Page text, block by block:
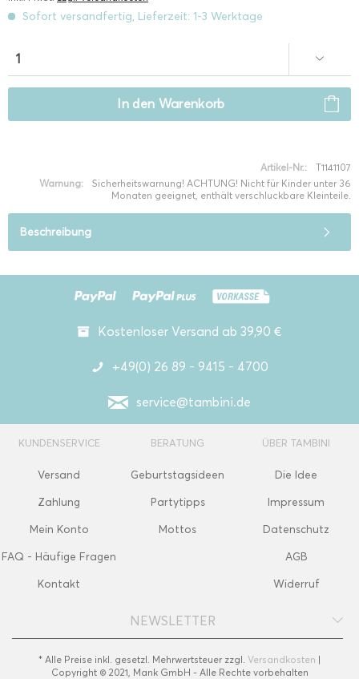
Sofort versandfertig, Lieferzeit: 1-3 Werktage
In den Warenkorb
Artikel-Nr.:
T1141107
Warnung:
Sicherheitswarnung! ACHTUNG! Nicht für Kinder unter 36
Monaten geeignet, enthält verschluckbare Kleinteile.
Beschreibung
Kostenloser Versand ab 39,90 €
+49(0) 26 89 - 9415 - 4700
service@tambini.de
KUNDENSERVICE
Versand
Zahlung
Mein Konto
FAQ - Häufige Fragen
Kontakt
BERATUNG
Geburtstagsideen
Partytipps
Mottos
ÜBER TAMBINI
Die Idee
Impressum
Datenschutz
AGB
Widerruf
NEWSLETTER
* Alle Preise inkl. gesetzl. Mehrwertsteuer zzgl. Versandkosten |
Copyright © 2021, Mank GmbH - Alle Rechte vorbehalten